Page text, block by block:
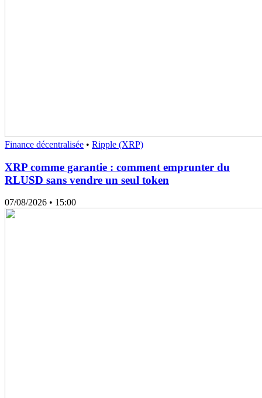
Finance décentralisée • Ripple (XRP)
XRP comme garantie : comment emprunter du
RLUSD sans vendre un seul token
07/08/2026 • 15:00